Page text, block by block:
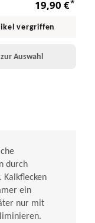
19,90 €*
vergriffen
zur Auswahl
durch
Kalkflecken
ein
nur mit